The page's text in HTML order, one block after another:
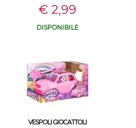
€ 2,99
DISPONIBILE
VESPOLI GIOCATTOLI